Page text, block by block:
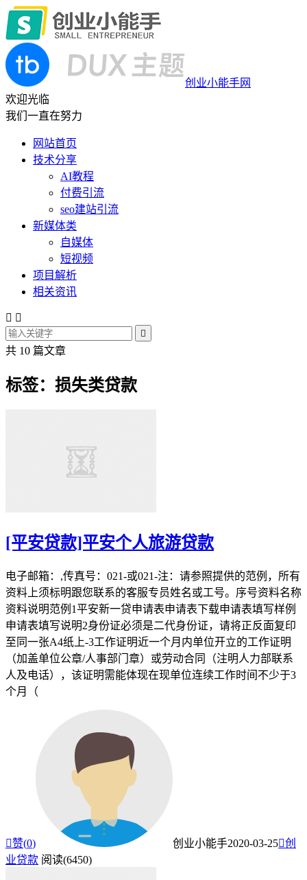
创业小能手网
欢迎光临
我们一直在努力
网站首页
技术分享
AI教程
付费引流
seo建站引流
新媒体类
自媒体
短视频
项目解析
相关资讯
 

共 10 篇文章
标签：损失类贷款
[平安贷款]平安个人旅游贷款
电子邮箱：,传真号：021-或021-注：请参照提供的范例，所有
资料上须标明跟您联系的客服专员姓名或工号。序号资料名称
资料说明范例1平安新一贷申请表申请表下载申请表填写样例
申请表填写说明2身份证必须是二代身份证，请将正反面复印
至同一张A4纸上-3工作证明近一个月内单位开立的工作证明
（加盖单位公章/人事部门章）或劳动合同（注明人力部联系
人及电话），该证明需能体现在现单位连续工作时间不少于3
个月（
赞(0) 创业小能手2020-03-25创
业贷款 阅读(6450)